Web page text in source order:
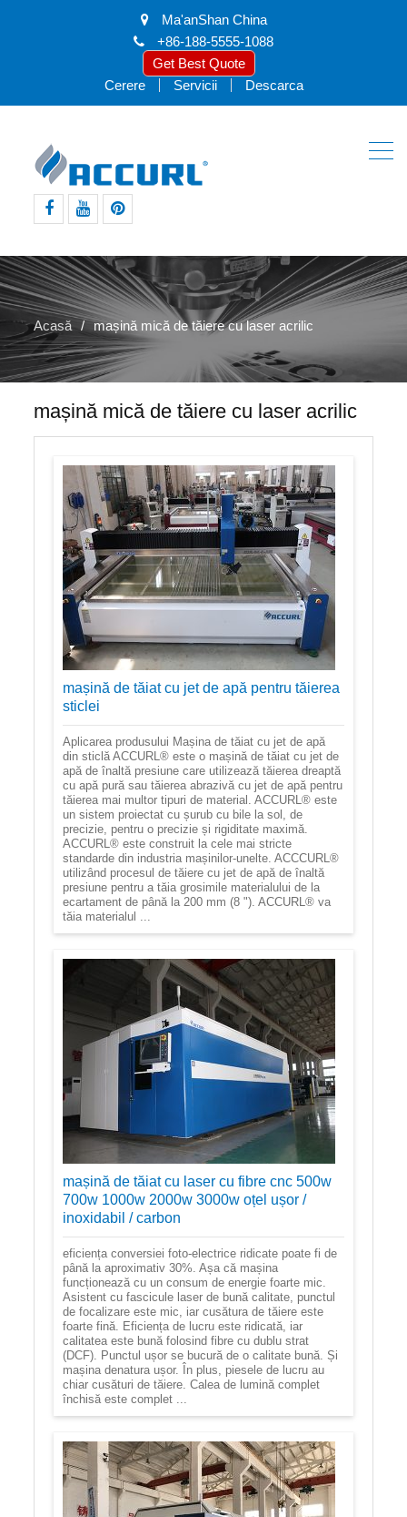
Ma'anShan China
+86-188-5555-1088
Get Best Quote
Cerere
Servicii Descarca
Acasă mașină mică de tăiere cu laser acrilic
mașină mică de tăiere cu laser acrilic
mașină de tăiat cu jet de apă pentru tăierea
sticlei
Aplicarea produsului Mașina de tăiat cu jet de apă
din sticlă ACCURL® este o mașină de tăiat cu jet de
apă de înaltă presiune care utilizează tăierea dreaptă
cu apă pură sau tăierea abrazivă cu jet de apă pentru
tăierea mai multor tipuri de material. ACCURL® este
un sistem proiectat cu șurub cu bile la sol, de
precizie, pentru o precizie și rigiditate maximă.
ACCURL® este construit la cele mai stricte
standarde din industria mașinilor-unelte. ACCCURL®
utilizând procesul de tăiere cu jet de apă de înaltă
presiune pentru a tăia grosimile materialului de la
ecartament de până la 200 mm (8 "). ACCURL® va
tăia materialul ...
mașină de tăiat cu laser cu fibre cnc 500w
700w 1000w 2000w 3000w oțel ușor /
inoxidabil / carbon
eficiența conversiei foto-electrice ridicate poate fi de
până la aproximativ 30%. Așa că mașina
funcționează cu un consum de energie foarte mic.
Asistent cu fascicule laser de bună calitate, punctul
de focalizare este mic, iar cusătura de tăiere este
foarte fină. Eficiența de lucru este ridicată, iar
calitatea este bună folosind fibre cu dublu strat
(DCF). Punctul ușor se bucură de o calitate bună. Și
mașina denatura ușor. În plus, piesele de lucru au
chiar cusături de tăiere. Calea de lumină complet
închisă este complet ...